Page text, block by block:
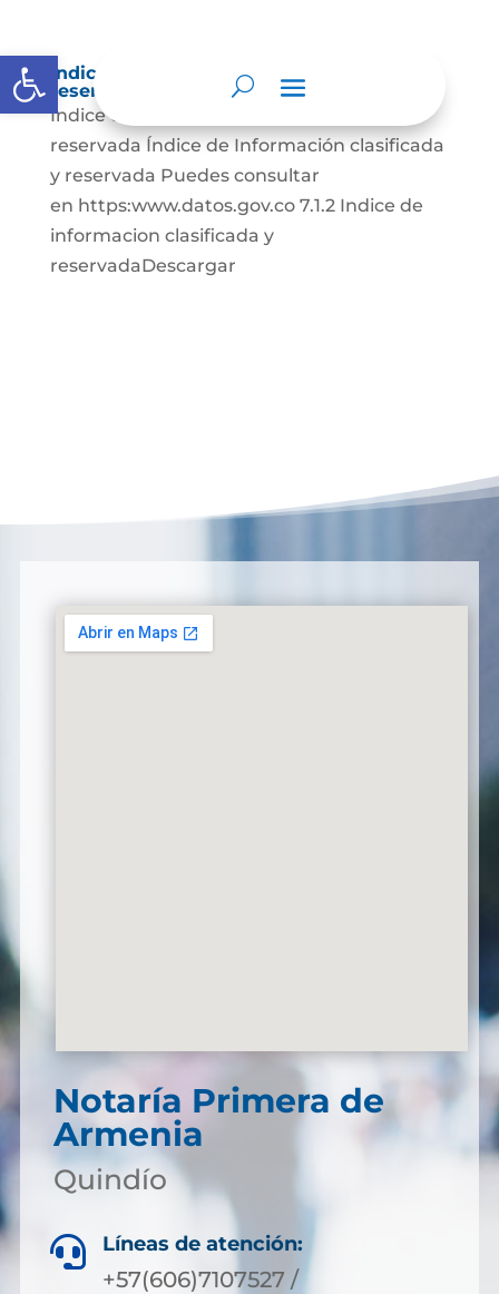
Abrir barra de herramientas
Índice de información clasificada y
reservada
Índice de información clasificada y
reservada Índice de Información clasificada
y reservada Puedes consultar
en https:www.datos.gov.co 7.1.2 Indice de
informacion clasificada y
reservadaDescargar
Notaría Primera de
Armenia
Quindío
 Líneas de atención:
+57(606)7107527 /